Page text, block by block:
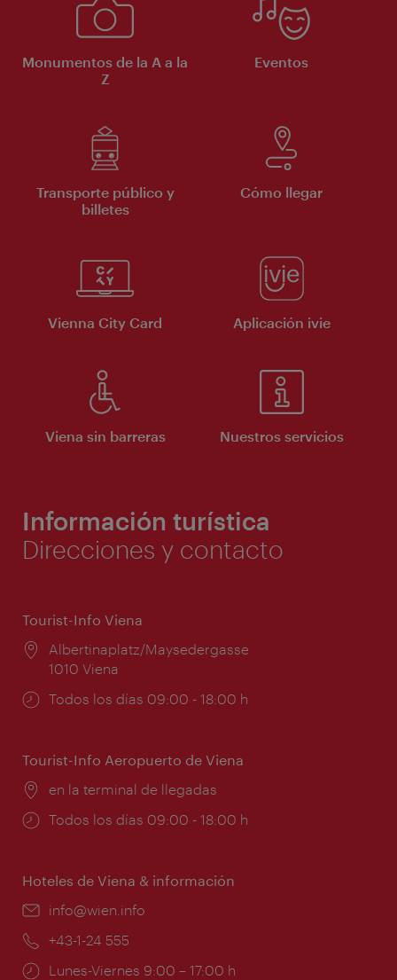
Monumentos de la A a la
Z
Eventos
Transporte público y
billetes
Cómo llegar
Vienna City Card Aplicación ivie
Viena sin barreras Nuestros servicios
Información turística
Direcciones y contacto
Tourist-Info Viena
Lugar:
Albertinaplatz/Maysedergasse
1010 Viena
Horarios
Todos los días 09:00 - 18:00 h
Tourist-Info Aeropuerto de Viena
Lugar:
en la terminal de llegadas
Horarios
Todos los días 09:00 - 18:00 h
Hoteles de Viena & información
e-
info@wien.info
Teléfono:
+43-1-24 555
Horarios
Lunes-Viernes 9:00 – 17:00 h